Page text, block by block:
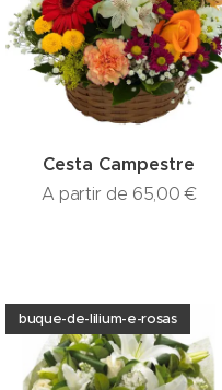
Cesta Campestre
A partir de 65,00 €
buque-de-lilium-e-rosas